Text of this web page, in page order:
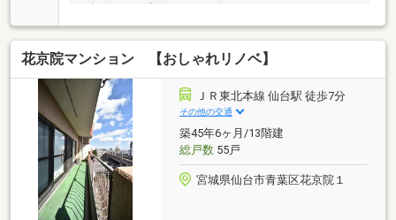
（規約による制限あり）・各住戸にはトランクルーム
付き（地下1階）使用料無償・住戸開口部には複層ガ
ラスを採用し、断熱性に優れ結露を軽減。
花京院マンション 【おしゃれリノベ】
ＪＲ東北本線 仙台駅 徒歩7分
その他の交通
築45年6ヶ月/13階建
総戸数55戸
宮城県仙台市青葉区花京院１